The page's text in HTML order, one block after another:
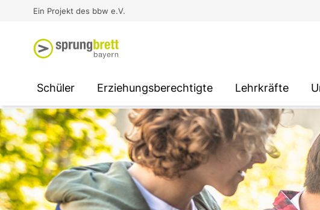
Ein Projekt des bbw e.V.
Schüler
SOCIAL MEDIA
Erziehungsberechtigte
SOCIAL MEDIA
Lehrkräfte
SOCIAL MEDIA
Unternehmen